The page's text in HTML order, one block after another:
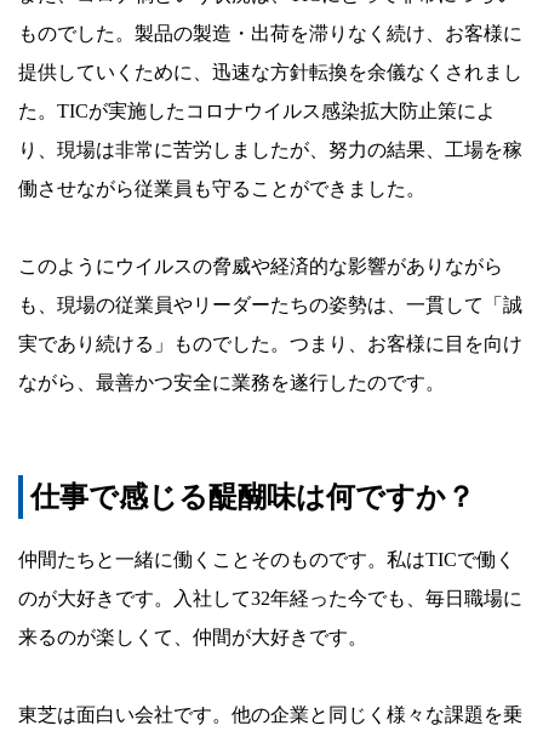
ものでした。製品の製造・出荷を滞りなく続け、お客様に
提供していくために、迅速な方針転換を余儀なくされまし
た。TICが実施したコロナウイルス感染拡大防止策によ
り、現場は非常に苦労しましたが、努力の結果、工場を稼
働させながら従業員も守ることができました。
このようにウイルスの脅威や経済的な影響がありながら
も、現場の従業員やリーダーたちの姿勢は、一貫して「誠
実であり続ける」ものでした。つまり、お客様に目を向け
ながら、最善かつ安全に業務を遂行したのです。
仕事で感じる醍醐味は何ですか？
仲間たちと一緒に働くことそのものです。私はTICで働く
のが大好きです。入社して32年経った今でも、毎日職場に
来るのが楽しくて、仲間が大好きです。
東芝は面白い会社です。他の企業と同じく様々な課題を乗